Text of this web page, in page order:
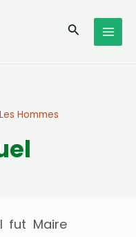
Les Hommes
fut Maire